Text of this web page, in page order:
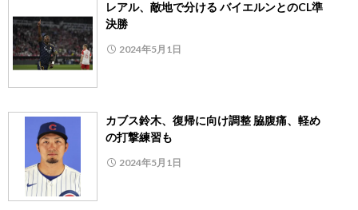
レアル、敵地で分ける バイエルンとのCL準
決勝
2024年5月1日
カブス鈴木、復帰に向け調整 脇腹痛、軽め
の打撃練習も
2024年5月1日